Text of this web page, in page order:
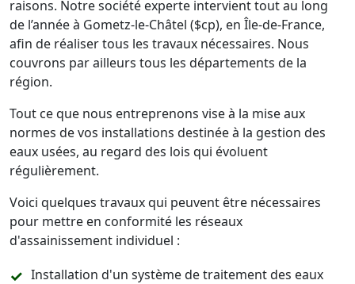
raisons. Notre société experte intervient tout au long
de l’année à Gometz-le-Châtel ($cp), en Île-de-France,
afin de réaliser tous les travaux nécessaires. Nous
couvrons par ailleurs tous les départements de la
région.
Tout ce que nous entreprenons vise à la mise aux
normes de vos installations destinée à la gestion des
eaux usées, au regard des lois qui évoluent
régulièrement.
Voici quelques travaux qui peuvent être nécessaires
pour mettre en conformité les réseaux
d'assainissement individuel :
Installation d'un système de traitement des eaux